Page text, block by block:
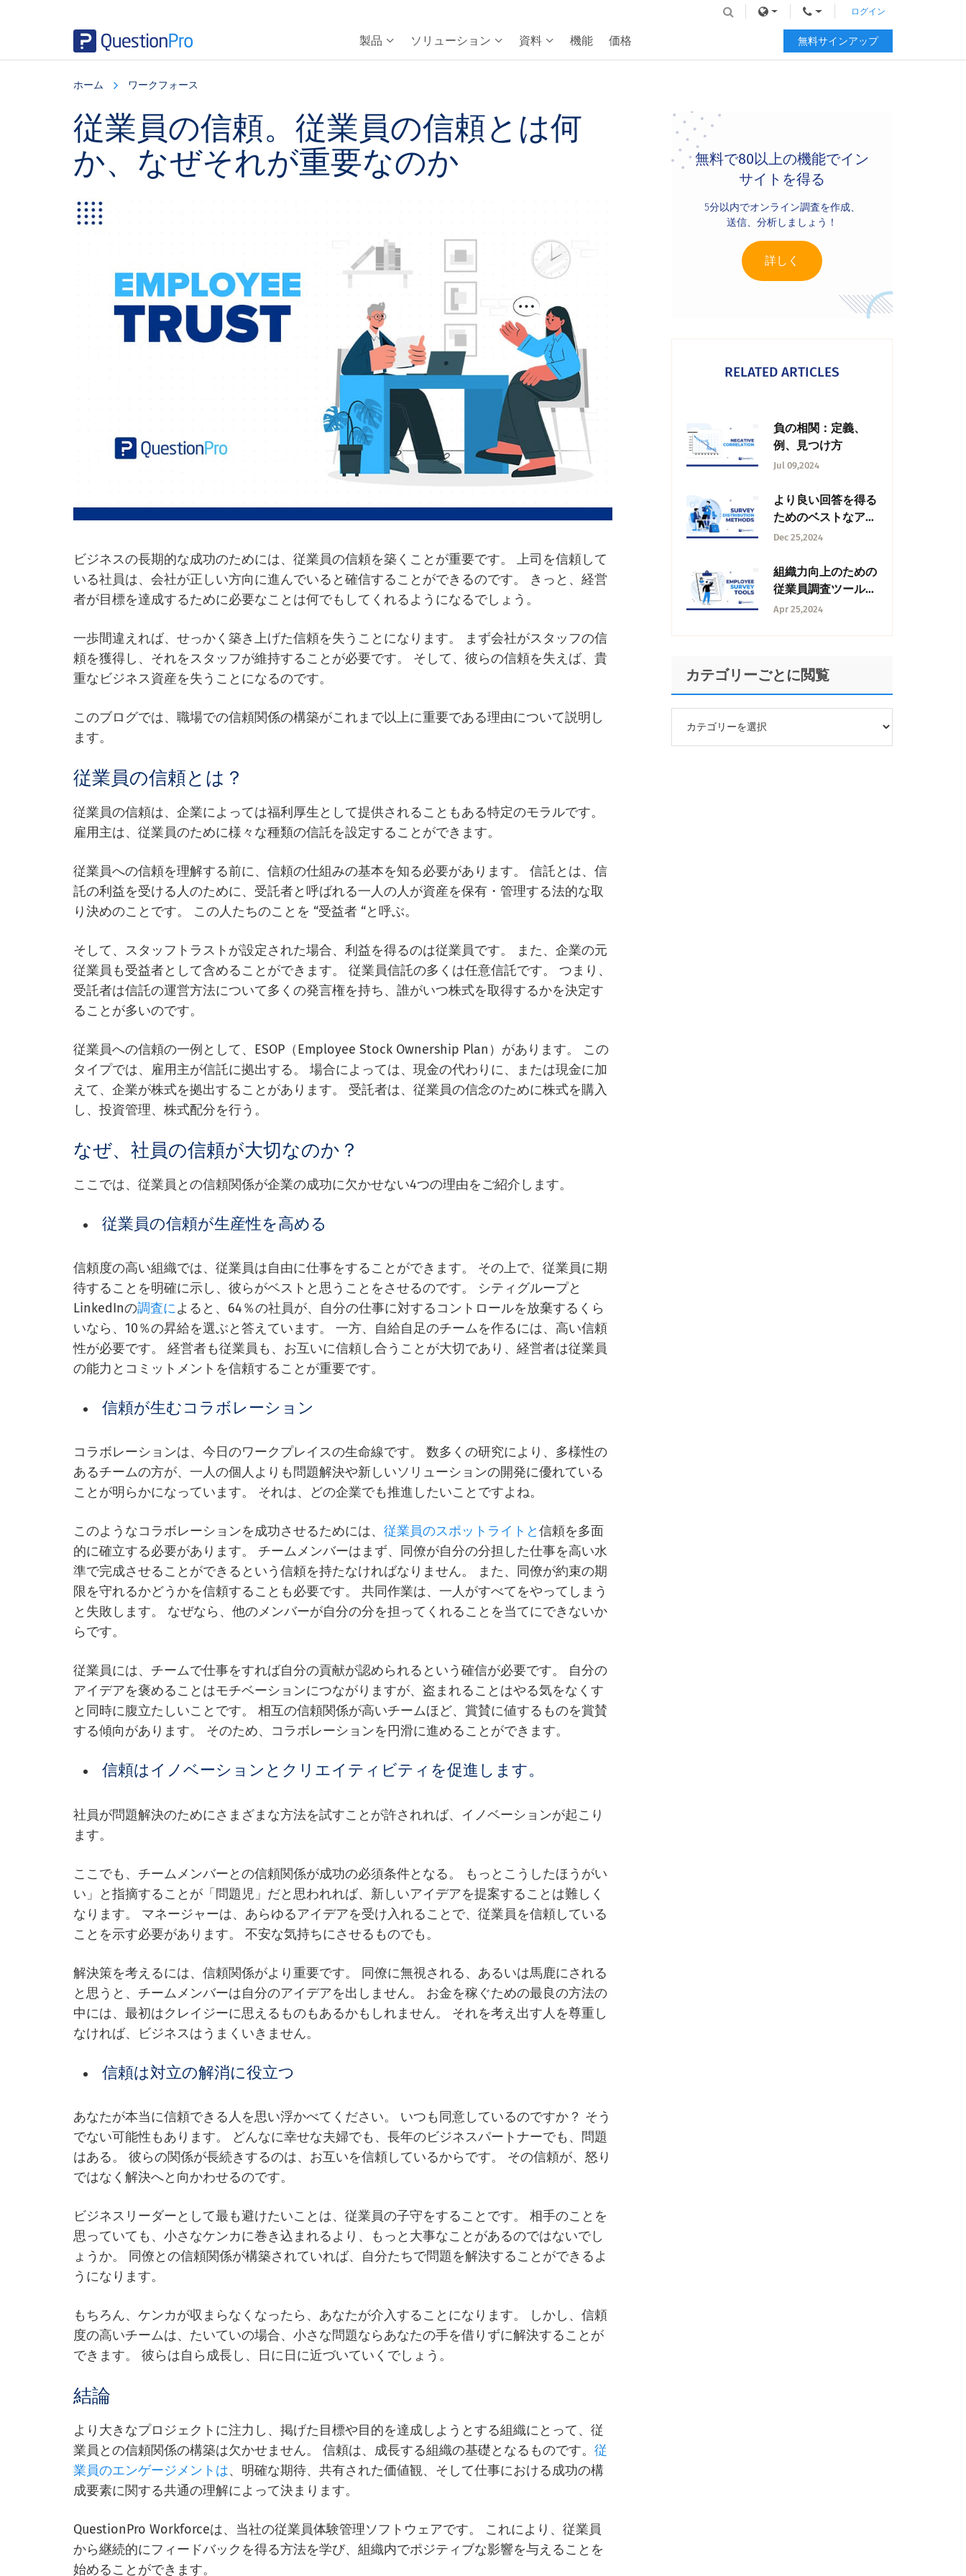
製品 ソリューション 資料 機能 価格
ログイン
無料サインアップ
ホーム ワークフォース
従業員の信頼。従業員の信頼とは何
か、なぜそれが重要なのか
ビジネスの長期的な成功のためには、従業員の信頼を築くことが重要です。 上司を信頼して
いる社員は、会社が正しい方向に進んでいると確信することができるのです。 きっと、経営
者が目標を達成するために必要なことは何でもしてくれるようになるでしょう。
一歩間違えれば、せっかく築き上げた信頼を失うことになります。 まず会社がスタッフの信
頼を獲得し、それをスタッフが維持することが必要です。 そして、彼らの信頼を失えば、貴
重なビジネス資産を失うことになるのです。
このブログでは、職場での信頼関係の構築がこれまで以上に重要である理由について説明し
ます。
従業員の信頼とは？
従業員の信頼は、企業によっては福利厚生として提供されることもある特定のモラルです。
雇用主は、従業員のために様々な種類の信託を設定することができます。
従業員への信頼を理解する前に、信頼の仕組みの基本を知る必要があります。 信託とは、信
託の利益を受ける人のために、受託者と呼ばれる一人の人が資産を保有・管理する法的な取
り決めのことです。 この人たちのことを “受益者 “と呼ぶ。
そして、スタッフトラストが設定された場合、利益を得るのは従業員です。 また、企業の元
従業員も受益者として含めることができます。 従業員信託の多くは任意信託です。 つまり、
受託者は信託の運営方法について多くの発言権を持ち、誰がいつ株式を取得するかを決定す
ることが多いのです。
従業員への信頼の一例として、ESOP（Employee Stock Ownership Plan）があります。 この
タイプでは、雇用主が信託に拠出する。 場合によっては、現金の代わりに、または現金に加
えて、企業が株式を拠出することがあります。 受託者は、従業員の信念のために株式を購入
し、投資管理、株式配分を行う。
なぜ、社員の信頼が大切なのか？
ここでは、従業員との信頼関係が企業の成功に欠かせない4つの理由をご紹介します。
従業員の信頼が生産性を高める
信頼度の高い組織では、従業員は自由に仕事をすることができます。 その上で、従業員に期
待することを明確に示し、彼らがベストと思うことをさせるのです。 シティグループと
LinkedInの調査によると、64％の社員が、自分の仕事に対するコントロールを放棄するくら
いなら、10％の昇給を選ぶと答えています。 一方、自給自足のチームを作るには、高い信頼
性が必要です。 経営者も従業員も、お互いに信頼し合うことが大切であり、経営者は従業員
の能力とコミットメントを信頼することが重要です。
信頼が生むコラボレーション
コラボレーションは、今日のワークプレイスの生命線です。 数多くの研究により、多様性の
あるチームの方が、一人の個人よりも問題解決や新しいソリューションの開発に優れている
ことが明らかになっています。 それは、どの企業でも推進したいことですよね。
このようなコラボレーションを成功させるためには、 従業員のスポットライトと信頼を多面
的に確立する必要があります。 チームメンバーはまず、同僚が自分の分担した仕事を高い水
準で完成させることができるという信頼を持たなければなりません。 また、同僚が約束の期
限を守れるかどうかを信頼することも必要です。 共同作業は、一人がすべてをやってしまう
と失敗します。 なぜなら、他のメンバーが自分の分を担ってくれることを当てにできないか
らです。
従業員には、チームで仕事をすれば自分の貢献が認められるという確信が必要です。 自分の
アイデアを褒めることはモチベーションにつながりますが、盗まれることはやる気をなくす
と同時に腹立たしいことです。 相互の信頼関係が高いチームほど、賞賛に値するものを賞賛
する傾向があります。 そのため、コラボレーションを円滑に進めることができます。
信頼はイノベーションとクリエイティビティを促進します。
社員が問題解決のためにさまざまな方法を試すことが許されれば、イノベーションが起こり
ます。
ここでも、チームメンバーとの信頼関係が成功の必須条件となる。 もっとこうしたほうがい
い」と指摘することが「問題児」だと思われれば、新しいアイデアを提案することは難しく
なります。 マネージャーは、あらゆるアイデアを受け入れることで、従業員を信頼している
ことを示す必要があります。 不安な気持ちにさせるものでも。
解決策を考えるには、信頼関係がより重要です。 同僚に無視される、あるいは馬鹿にされる
と思うと、チームメンバーは自分のアイデアを出しません。 お金を稼ぐための最良の方法の
中には、最初はクレイジーに思えるものもあるかもしれません。 それを考え出す人を尊重し
なければ、ビジネスはうまくいきません。
信頼は対立の解消に役立つ
あなたが本当に信頼できる人を思い浮かべてください。 いつも同意しているのですか？ そう
でない可能性もあります。 どんなに幸せな夫婦でも、長年のビジネスパートナーでも、問題
はある。 彼らの関係が長続きするのは、お互いを信頼しているからです。 その信頼が、怒り
ではなく解決へと向かわせるのです。
ビジネスリーダーとして最も避けたいことは、従業員の子守をすることです。 相手のことを
思っていても、小さなケンカに巻き込まれるより、もっと大事なことがあるのではないでし
ょうか。 同僚との信頼関係が構築されていれば、自分たちで問題を解決することができるよ
うになります。
もちろん、ケンカが収まらなくなったら、あなたが介入することになります。 しかし、信頼
度の高いチームは、たいていの場合、小さな問題ならあなたの手を借りずに解決することが
できます。 彼らは自ら成長し、日に日に近づいていくでしょう。
結論
より大きなプロジェクトに注力し、掲げた目標や目的を達成しようとする組織にとって、従
業員との信頼関係の構築は欠かせません。 信頼は、成長する組織の基礎となるものです。 従
業員のエンゲージメントは、明確な期待、共有された価値観、そして仕事における成功の構
成要素に関する共通の理解によって決まります。
QuestionPro Workforceは、当社の従業員体験管理ソフトウェアです。 これにより、従業員
から継続的にフィードバックを得る方法を学び、組織内でポジティブな影響を与えることを
始めることができます。
Primary
Sidebar
無料で80以上の機能でイン
サイトを得る
5分以内でオンライン調査を作成、
送信、分析しましょう！
詳しく
RELATED ARTICLES
負の相関：定義、
例、見つけ方
Jul 09,2024
より良い回答を得る
ためのベストなアン
ケート配信方法10選
Dec 25,2024
組織力向上のための
従業員調査ツールベ
スト12
Apr 25,2024
カテゴリーごとに閲覧
ゴ